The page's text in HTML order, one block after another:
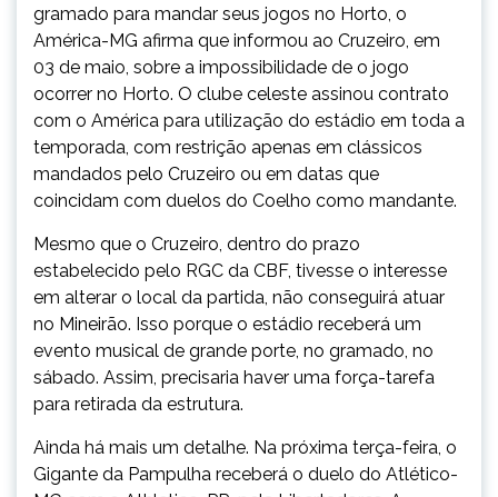
gramado para mandar seus jogos no Horto, o
América-MG afirma que informou ao Cruzeiro, em
03 de maio, sobre a impossibilidade de o jogo
ocorrer no Horto. O clube celeste assinou contrato
com o América para utilização do estádio em toda a
temporada, com restrição apenas em clássicos
mandados pelo Cruzeiro ou em datas que
coincidam com duelos do Coelho como mandante.
Mesmo que o Cruzeiro, dentro do prazo
estabelecido pelo RGC da CBF, tivesse o interesse
em alterar o local da partida, não conseguirá atuar
no Mineirão. Isso porque o estádio receberá um
evento musical de grande porte, no gramado, no
sábado. Assim, precisaria haver uma força-tarefa
para retirada da estrutura.
Ainda há mais um detalhe. Na próxima terça-feira, o
Gigante da Pampulha receberá o duelo do Atlético-